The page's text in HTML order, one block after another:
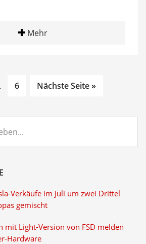
Mehr
Go
6 Nächste Seite »
Verkäufe im Juli um zwei Drittel
gemischt
mit Light-Version von FSD melden
Hardware